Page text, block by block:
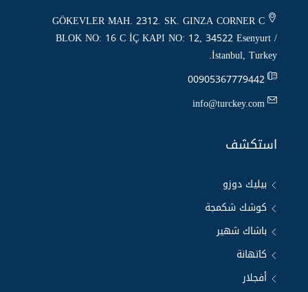
GÖKEVLER MAH. 2312. SK. GINZA CORNER C
BLOK NO: 16 C İÇ KAPI NO: 12, 34522 Esenyurt /
İstanbul, Turkey.
00905367779442
info@turckey.com
استكشف
بيليك دوزو
كوشك شكمجة
باشاك شهير
كاتهانة
أفجلار